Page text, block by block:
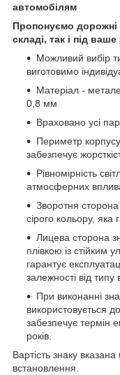
автомобілям
Пропонуємо дорожні
складі, так і під
Можливий вибір
виготовимо
Матеріал -
0,8 мм
Враховано усі
Периметр
забезпечує
Рівномірність
атмосферних
Зворотня
сірого кольору, яка
Лицева сторона
плівкою із стійким
гарантує
залежності від типу
При виконанні
використовується
забезпечує термін
років.
Вартість знаку
встановлення.